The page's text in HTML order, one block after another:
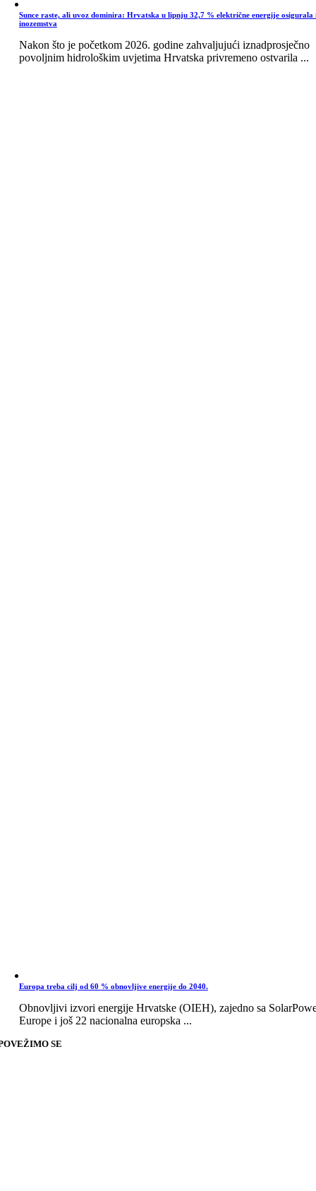
Sunce raste, ali uvoz dominira: Hrvatska u lipnju 32,7 % električne energije osigurala
inozemstva
Nakon što je početkom 2026. godine zahvaljujući iznadprosječno
povoljnim hidrološkim uvjetima Hrvatska privremeno ostvarila ...
Europa treba cilj od 60 % obnovljive energije do 2040.
Obnovljivi izvori energije Hrvatske (OIEH), zajedno sa
Europe i još 22 nacionalna europska ...
SE